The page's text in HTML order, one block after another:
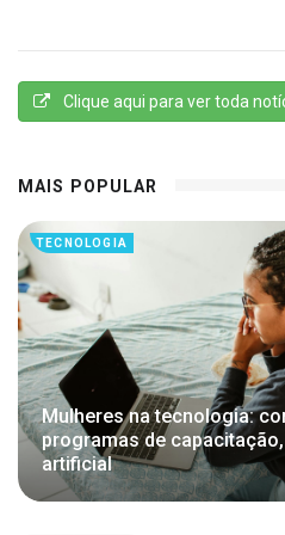
Clique aqui para ver toda
MAIS POPULAR
TECNOLOGIA
Mulheres na tecnologia:
programas de
artificial